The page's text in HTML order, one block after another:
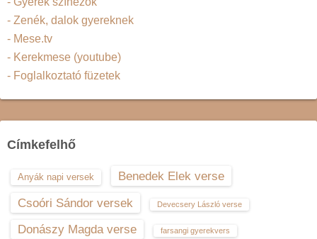
- Zenék, dalok gyereknek
- Mese.tv
- Kerekmese (youtube)
- Foglalkoztató füzetek
Címkefelhő
Anyák napi versek
Benedek Elek verse
Csoóri Sándor versek
Devecsery László verse
Donászy Magda verse farsangi gyerekvers